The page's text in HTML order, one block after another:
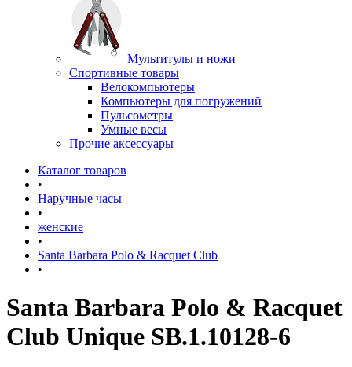
Мультитулы и ножи
Спортивные товары
Велокомпьютеры
Компьютеры для погружений
Пульсометры
Умные весы
Прочие аксессуары
Каталог товаров
•
Наручные часы
•
женские
•
Santa Barbara Polo & Racquet Club
•
Santa Barbara Polo & Racquet
Club Unique SB.1.10128-6